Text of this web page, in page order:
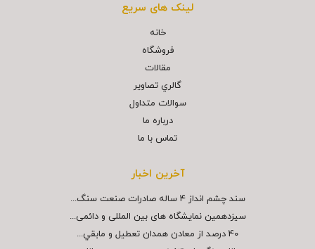
لینک های سریع
خانه
فروشگاه
مقالات
گالري تصاوير
سوالات متداول
درباره ما
تماس با ما
آخرین اخبار
سند چشم انداز ۴ ساله صادرات صنعت سنگ...
سیزدهمین نمایشگاه های بین المللی و دائمی...
40 درصد از معادن همدان تعطيل و مابقي...